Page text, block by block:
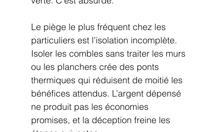
Le piège le plus fréquent chez les
particuliers est l’isolation incomplète.
Isoler les combles sans traiter les murs
ou les planchers crée des ponts
thermiques qui réduisent de moitié les
bénéfices attendus. L’argent dépensé
ne produit pas les économies
promises, et la déception freine les